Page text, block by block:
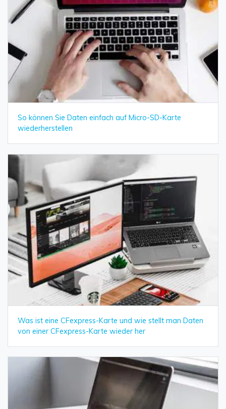
So können Sie Daten einfach auf Micro-SD-Karte
wiederherstellen
Was ist eine CFexpress-Karte und wie stellt man Daten
von einer CFexpress-Karte wieder her